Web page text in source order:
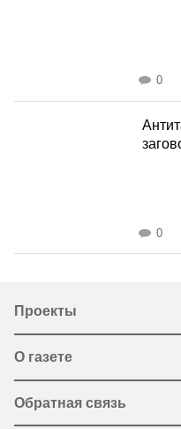
0
0
Проекты
О газете
Обратная связь